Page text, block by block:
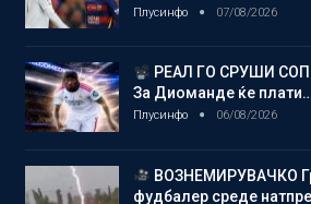
Плусинфо 07/08/2026
РЕАЛ ГО СРУШИ
За Диоманде ќе
Плусинфо 06/08/2026
ВОЗНЕМИРУВАЧКО
фудбалер среде